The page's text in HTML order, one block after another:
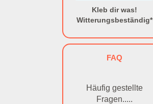
Kleb dir was!
Witterungsbeständig*
FAQ
Häufig gestellte
Fragen.....